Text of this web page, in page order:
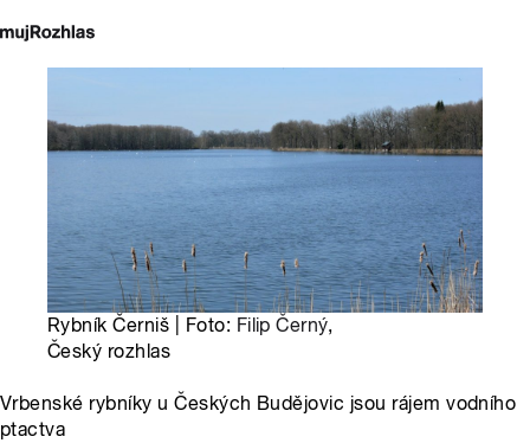
Rybník Černiš | Foto: Filip Černý,
Český rozhlas
Vrbenské rybníky u Českých Budějovic jsou rájem vodního
ptactva